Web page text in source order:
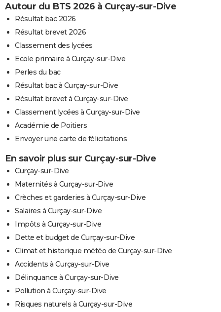
Autour du BTS 2026 à Curçay-sur-Dive
Résultat bac 2026
Résultat brevet 2026
Classement des lycées
Ecole primaire à Curçay-sur-Dive
Perles du bac
Résultat bac à Curçay-sur-Dive
Résultat brevet à Curçay-sur-Dive
Classement lycées à Curçay-sur-Dive
Académie de Poitiers
Envoyer une carte de félicitations
En savoir plus sur Curçay-sur-Dive
Curçay-sur-Dive
Maternités à Curçay-sur-Dive
Crèches et garderies à Curçay-sur-Dive
Salaires à Curçay-sur-Dive
Impôts à Curçay-sur-Dive
Dette et budget de Curçay-sur-Dive
Climat et historique météo de Curçay-sur-Dive
Accidents à Curçay-sur-Dive
Délinquance à Curçay-sur-Dive
Pollution à Curçay-sur-Dive
Risques naturels à Curçay-sur-Dive